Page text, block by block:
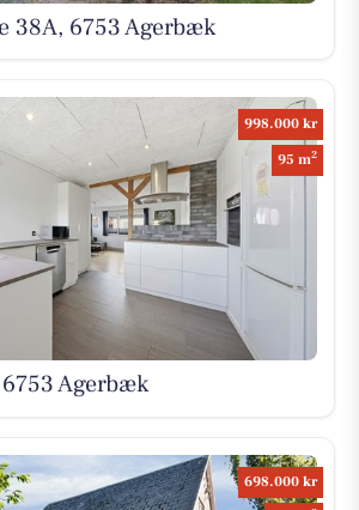
38A, 6753 Agerbæk
998.000 kr
95 m2
Agerbæk
698.000 kr